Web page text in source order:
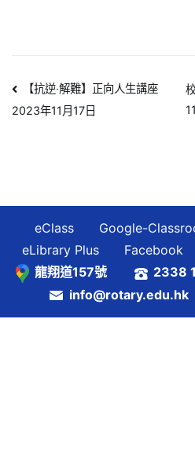
文【抗逆‧解難】正向人生講座
2023年11月17日
eClass Google-
eLibrary Plus
Facebook
龍翔道157號
2338